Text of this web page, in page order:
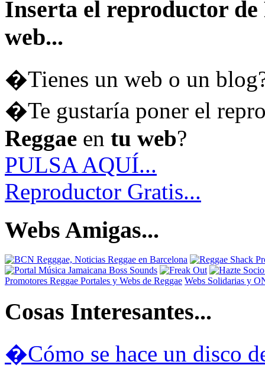
Inserta el reproductor de
web...
�Tienes un web o un
�Te gustaría poner el
Reggae en tu web?
PULSA AQUÍ...
Reproductor Gratis...
Webs Amigas...
Promotores Reggae Portales y Webs de Reggae Webs Solidarias y
Cosas Interesantes...
�Cómo se hace un disco